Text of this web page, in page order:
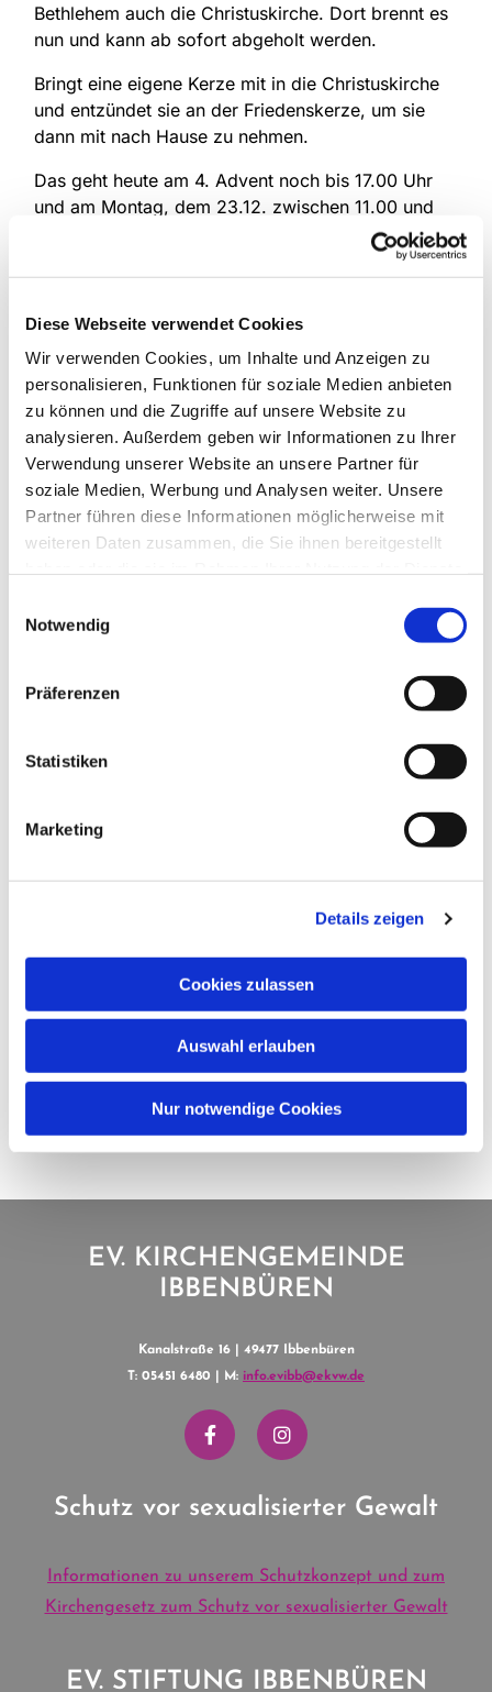
Diese Webseite verwendet Cookies
Wir verwenden Cookies, um Inhalte und Anzeigen zu
personalisieren, Funktionen für soziale Medien anbieten
zu können und die Zugriffe auf unsere Website zu
analysieren. Außerdem geben wir Informationen zu Ihrer
Verwendung unserer Website an unsere Partner für
soziale Medien, Werbung und Analysen weiter. Unsere
Partner führen diese Informationen möglicherweise mit
weiteren Daten zusammen, die Sie ihnen bereitgestellt
Notwendig
Präferenzen
Statistiken
Marketing
Details zeigen
Cookies zulassen
Auswahl erlauben
Nur notwendige Cookies
Bethlehem auch die Christuskirche. Dort brennt es
nun und kann ab sofort abgeholt werden.
Bringt eine eigene Kerze mit in die Christuskirche
und entzündet sie an der Friedenskerze, um sie
dann mit nach Hause zu nehmen.
Das geht heute am 4. Advent noch bis 17.00 Uhr
und am Montag, dem 23.12. zwischen 11.00 und
Herzliche Einladung den Frieden und das Licht in
Dies könnte Sie auch
interessieren
EV. KIRCHENGEMEINDE
IBBENBÜREN
Kanalstraße 16 | 49477 Ibbenbüren
T: 05451 6480 | M: info.evibb@ekvw.de
Schutz vor sexualisierter Gewalt
Informationen zu unserem Schutzkonzept und zum
Kirchengesetz zum Schutz vor sexualisierter Gewalt
EV. STIFTUNG IBBENBÜREN